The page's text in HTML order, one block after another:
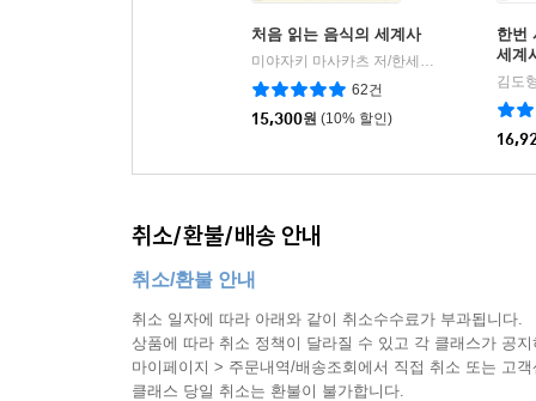
처음 읽는 음식의 세계사
미야자키 마사카츠 저/한세희 역
탐나는책
62건
15,300원 (10% 할인)
한번
세계
취소/환불/배송 안내
취소/환불 안내
취소 일자에 따라 아래와 같이 취소수수료가 부과됩니다.
상품에 따라 취소 정책이 달라질 수 있고 각 클래스가 공
마이페이지 > 주문내역/배송조회에서 직접 취소 또는 고
클래스 당일 취소는 환불이 불가합니다.